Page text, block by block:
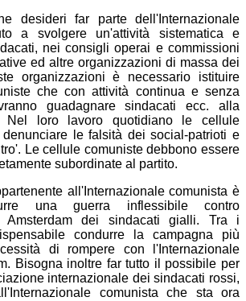
desideri far parte dell'Internazionale
a svolgere un'attività sistematica e
nei consigli operai e commissioni
ed altre organizzazioni di massa dei
organizzazioni è necessario istituire
che con attività continua e senza
guadagnare sindacati ecc. alla
Nel loro lavoro quotidiano le cellule
le falsità dei social-patrioti e
Le cellule comuniste debbono essere
subordinate al partito.
all'Internazionale comunista è
una guerra inflessibile contro
Amsterdam dei sindacati gialli. Tra i
condurre la campagna più
di rompere con l'Internazionale
Bisogna inoltre far tutto il possibile per
internazionale dei sindacati rossi,
comunista che sta ora